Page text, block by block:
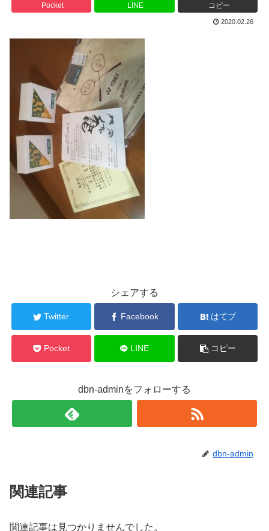
Pocket LINE コピー
2020.02.26
シェアする
Twitter Facebook はてブ
Pocket LINE コピー
dbn-adminをフォローする
dbn-admin
関連記事
関連記事は見つかりませんでした。